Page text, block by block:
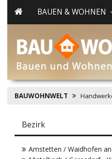
BAUEN & WOHNEN
BAUWOHNWELT
Bezirk
Amstetten / Waidhofen an der